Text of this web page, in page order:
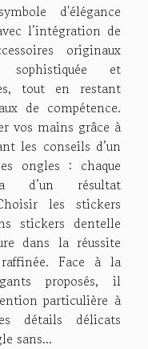
d'élégance
l’intégration de
originaux
et
tout en restant
de compétence.
vos mains grâce à
les conseils d’un
ongles : chaque
d’un résultat
les stickers
stickers dentelle
dans la réussite
raffinée. Face à la
proposés, il
particulière à
détails délicats
sans...